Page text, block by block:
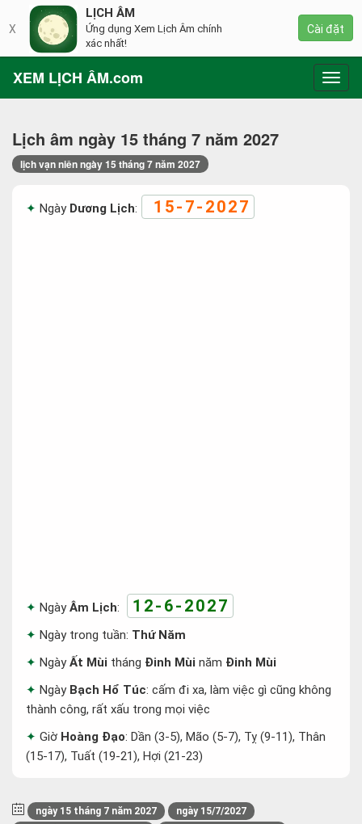
XEM LỊCH ÂM.com
Lịch âm ngày 15 tháng 7 năm 2027
lịch vạn niên ngày 15 tháng 7 năm 2027
Ngày Dương Lịch: 15-7-2027
NgàyÂm Lịch: 12-6-2027
Ngày trong tuần: Thứ Năm
NgàyẤt Mùi tháng Đinh Mùi năm Đinh Mùi
Ngày Bạch Hổ Túc: cấm đi xa, làm việc gì cũng không
thành công, rất xấu trong mọi việc
Giờ Hoàng Đạo: Dần (3-5), Mão (5-7), Tỵ (9-11), Thân
(15-17), Tuất (19-21), Hợi (21-23)
ngày 15 tháng 7 năm 2027
ngày 15/7/2027
X
LỊCH ÂM
Ứng dụng Xem Lịch Âm chính
xác nhất!
Cài đặt